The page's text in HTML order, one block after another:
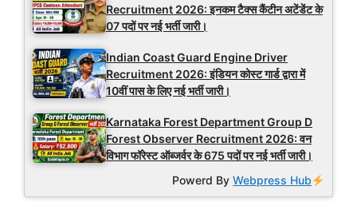
Recruitment 2026: इनकम टैक्स कैंटीन अटेंडेंट के
07 पदों पर नई भर्ती जारी।
Indian Coast Guard Engine Driver
Recruitment 2026: इंडियन कोस्ट गार्ड द्वारा में
10वीं पास के लिए नई भर्ती जारी।
Karnataka Forest Department Group D
Forest Observer Recruitment 2026: वन
विभाग फॉरेस्ट ऑब्जर्वर के 675 पदों पर नई भर्ती जारी।
Powerd ByWebpress Hub